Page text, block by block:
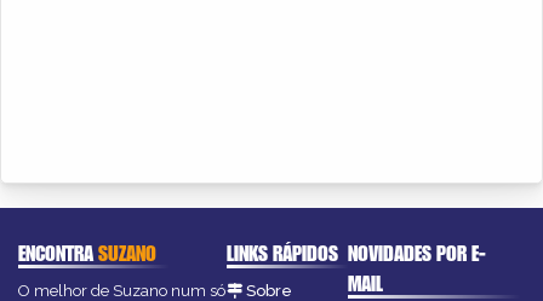
ENCONTRASUZANO
O melhor de Suzano num só
LINKS RÁPIDOS
Sobre
NOVIDADES POR E-
MAIL